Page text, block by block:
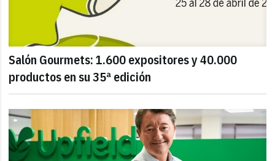
Salón Gourmets: 1.600 expositores y 40.000
productos en su 35ª edición